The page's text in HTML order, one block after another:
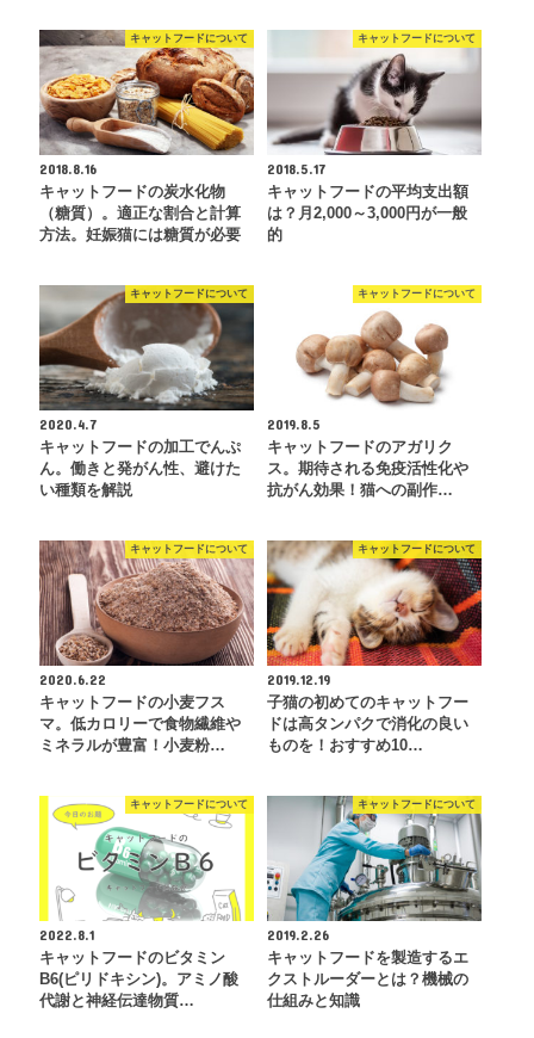
キャットフードについて
2018.8.16
キャットフードの炭水化物
（糖質）。適正な割合と計算
方法。妊娠猫には糖質が必要
キャットフードについて
2018.5.17
キャットフードの平均支出額
は？月2,000～3,000円が一般
的
キャットフードについて
2020.4.7
キャットフードの加工でんぷ
ん。働きと発がん性、避けた
い種類を解説
キャットフードについて
2019.8.5
キャットフードのアガリク
ス。期待される免疫活性化や
抗がん効果！猫への副作…
キャットフードについて
2020.6.22
キャットフードの小麦フス
マ。低カロリーで食物繊維や
ミネラルが豊富！小麦粉…
キャットフードについて
2019.12.19
子猫の初めてのキャットフー
ドは高タンパクで消化の良い
ものを！おすすめ10…
キャットフードについて
2022.8.1
キャットフードのビタミン
B6(ピリドキシン)。アミノ酸
代謝と神経伝達物質…
キャットフードについて
2019.2.26
キャットフードを製造するエ
クストルーダーとは？機械の
仕組みと知識